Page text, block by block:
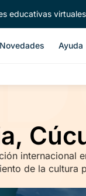
educativas
Novedades Ayuda
internacional
de la cultura